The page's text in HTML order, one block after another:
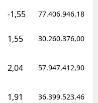
-1,55 77.406.946,18
1,55 30.260.376,00
2,04 57.947.412,90
1,91 36.399.523,46